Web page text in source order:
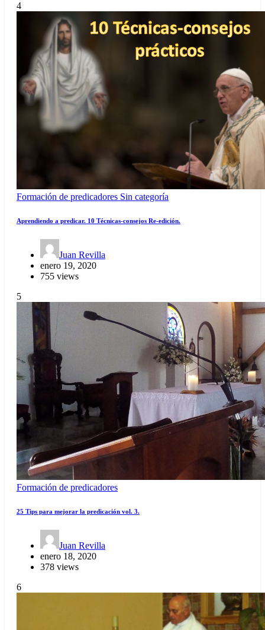
4
Formación de predicadores Sin categoría
Aprendiendo a predicar. 10 Técnicas-consejos Re-edición.
Juan Revilla
enero 19, 2020
755 views
5
Formación de predicadores
25 Tips para mejorar la predicación vol. 3.
Juan Revilla
enero 18, 2020
378 views
6